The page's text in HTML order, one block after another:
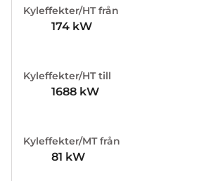
Kyleffekter/HT från
174 kW
Kyleffekter/HT till
1688 kW
Kyleffekter/MT från
81 kW